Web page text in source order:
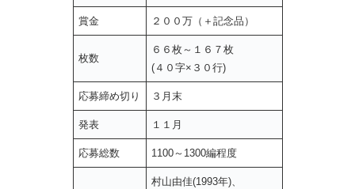
賞金 ２００万（＋記念品）
枚数
６６枚～１６７枚
(４０字×３０行)
応募締め切り ３月末
発表 １１月
応募総数 1100～1300編程度
村山由佳(1993年)、